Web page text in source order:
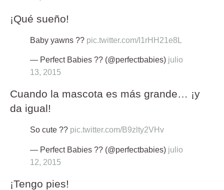
¡Qué sueño!
Baby yawns ?? pic.twitter.com/I1rHH21e8L
— Perfect Babies ?? (@perfectbabies) julio
13, 2015
Cuando la mascota es más grande… ¡y
da igual!
So cute ?? pic.twitter.com/B9zlty2VHv
— Perfect Babies ?? (@perfectbabies) julio
12, 2015
¡Tengo pies!